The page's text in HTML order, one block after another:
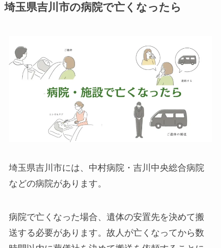
埼玉県吉川市の病院で亡くなったら
埼玉県吉川市には、中村病院・吉川中央総合病院
などの病院があります。
病院で亡くなった場合、遺体の安置先を決めて搬
送する必要があります。故人が亡くなってから数